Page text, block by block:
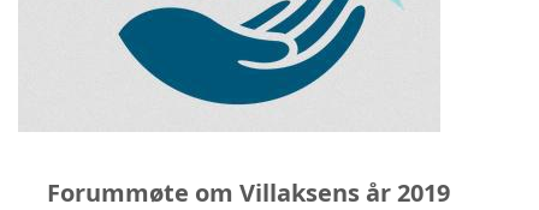
Forummøte om Villaksens år 2019